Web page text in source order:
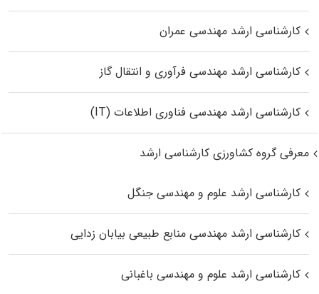
کارشناسی ارشد مهندسی عمران
کارشناسی ارشد مهندسی فرآوری و انتقال گاز
کارشناسی ارشد مهندسی فناوری اطلاعات (IT)
معرفی گروه کشاورزی کارشناسی ارشد
کارشناسی ارشد علوم و مهندسی جنگل
کارشناسی ارشد مهندسی منابع طبیعی بیابان زدایی
کارشناسی ارشد علوم و مهندسی باغبانی